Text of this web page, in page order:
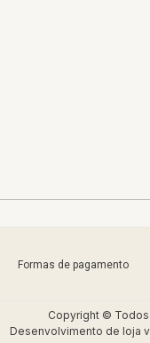
Formas de pagamento
Copyright ©
Desenvolvimento de loja